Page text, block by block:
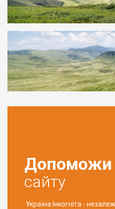
Допоможи
сайту
Україна Інкогніта -